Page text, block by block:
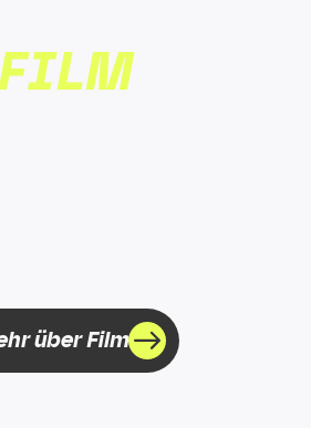
über Film